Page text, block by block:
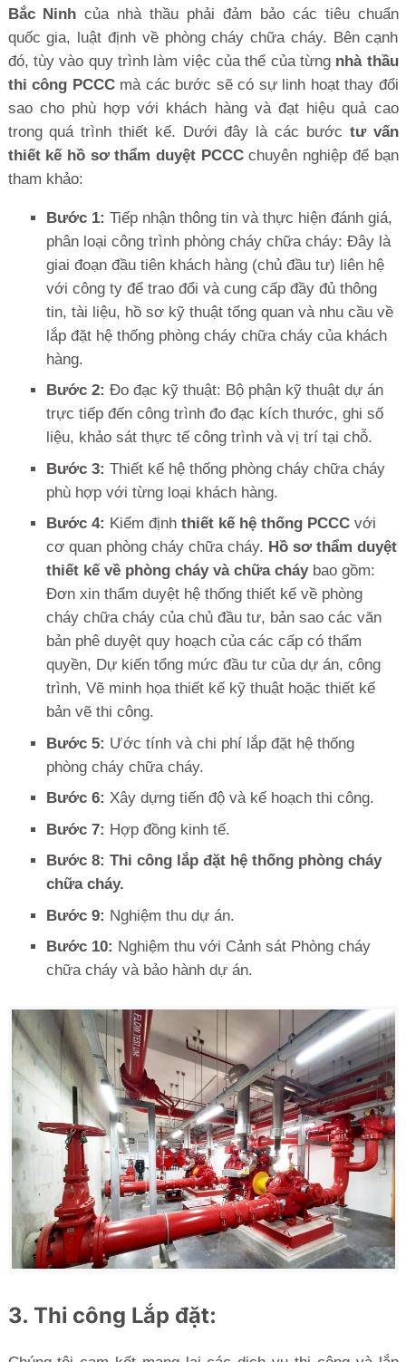
Bắc Ninhcủa nhà thầu phải đảm bảo các tiêu chuẩn
quốc gia, luật định về phòng cháy chữa cháy. Bên cạnh
đó, tùy vào quy trình làm việc của thể của từng nhà thầu
thi công PCCCmà các bước sẽ có sự linh hoạt thay đổi
sao cho phù hợp với khách hàng và đạt hiệu quả cao
trong quá trình thiết kế. Dưới đây là các bước tư vấn
thiết kế hồ sơ thẩm duyệt PCCC chuyên nghiệp để bạn
tham khảo:
Bước 1: Tiếp nhận thông tin và thực hiện đánh giá,
phân loại công trình phòng cháy chữa cháy: Đây là
giai đoạn đầu tiên khách hàng (chủ đầu tư) liên hệ
với công ty để trao đổi và cung cấp đầy đủ thông
tin, tài liệu, hồ sơ kỹ thuật tổng quan và nhu cầu về
lắp đặt hệ thống phòng cháy chữa cháy của khách
hàng.
Bước 2: Đo đạc kỹ thuật: Bộ phận kỹ thuật dự án
trực tiếp đến công trình đo đạc kích thước, ghi số
liệu, khảo sát thực tế công trình và vị trí tại chỗ.
Bước 3: Thiết kế hệ thống phòng cháy chữa cháy
phù hợp với từng loại khách hàng.
Bước 4: Kiểm định thiết kế hệ thống PCCC với
cơ quan phòng cháy chữa cháy. Hồ sơ thẩm duyệt
thiết kế về phòng cháy và chữa cháybao gồm:
Đơn xin thẩm duyệt hệ thống thiết kế về phòng
cháy chữa cháy của chủ đầu tư, bản sao các văn
bản phê duyệt quy hoạch của các cấp có thẩm
quyền, Dự kiến ​​tổng mức đầu tư của dự án, công
trình, Vẽ minh họa thiết kế kỹ thuật hoặc thiết kế
bản vẽ thi công.
Bước 5: Ước tính và chi phí lắp đặt hệ thống
phòng cháy chữa cháy.
Bước 6: Xây dựng tiến độ và kế hoạch thi công.
Bước 7: Hợp đồng kinh tế.
Bước 8: Thi công lắp đặt hệ thống phòng cháy
chữa cháy.
Bước 9: Nghiệm thu dự án.
Bước 10: Nghiệm thu với Cảnh sát Phòng cháy
chữa cháy và bảo hành dự án.
3. Thi công Lắp đặt: